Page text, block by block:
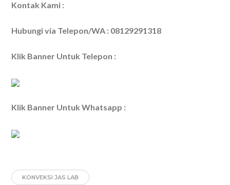
Kontak Kami :
Hubungi via Telepon/WA : 08129291318
Klik Banner Untuk Telepon :
Klik Banner Untuk Whatsapp :
KONVEKSI JAS LAB